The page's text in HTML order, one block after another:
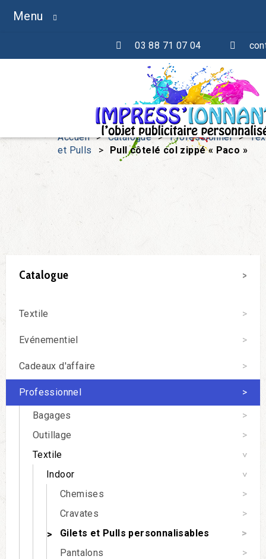
Menu
03 88 71 07 04
Accueil > Catalogue > Professionnel >
et Pulls
> Pull côtelé col zippé « Paco »
Catalogue
Textile
Evénementiel
Cadeaux d'affaire
Professionnel
Bagages
Outillage
Textile
Indoor
Chemises
Cravates
Gilets et Pulls personnalisables
Pantalons